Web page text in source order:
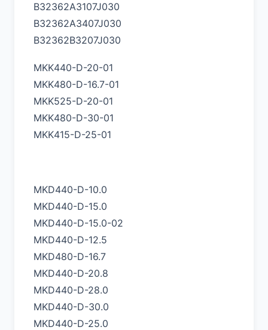
B32362A3107J030
B32362A3407J030
B32362B3207J030
MKK440-D-20-01
MKK480-D-16.7-01
MKK525-D-20-01
MKK480-D-30-01
MKK415-D-25-01
MKD440-D-10.0
MKD440-D-15.0
MKD440-D-15.0-02
MKD440-D-12.5
MKD480-D-16.7
MKD440-D-20.8
MKD440-D-28.0
MKD440-D-30.0
MKD440-D-25.0